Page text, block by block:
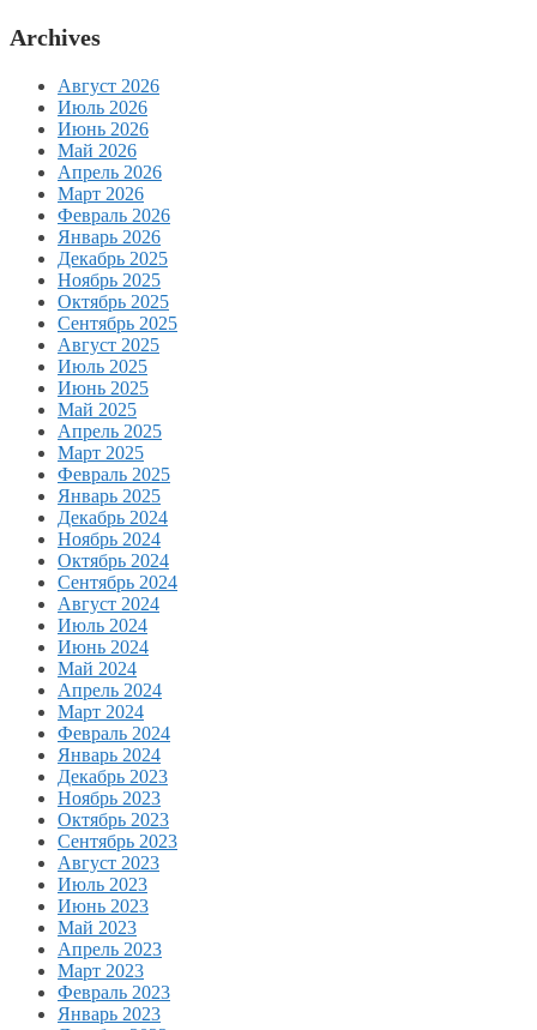
Archives
Август 2026
Июль 2026
Июнь 2026
Май 2026
Апрель 2026
Март 2026
Февраль 2026
Январь 2026
Декабрь 2025
Ноябрь 2025
Октябрь 2025
Сентябрь 2025
Август 2025
Июль 2025
Июнь 2025
Май 2025
Апрель 2025
Март 2025
Февраль 2025
Январь 2025
Декабрь 2024
Ноябрь 2024
Октябрь 2024
Сентябрь 2024
Август 2024
Июль 2024
Июнь 2024
Май 2024
Апрель 2024
Март 2024
Февраль 2024
Январь 2024
Декабрь 2023
Ноябрь 2023
Октябрь 2023
Сентябрь 2023
Август 2023
Июль 2023
Июнь 2023
Май 2023
Апрель 2023
Март 2023
Февраль 2023
Январь 2023